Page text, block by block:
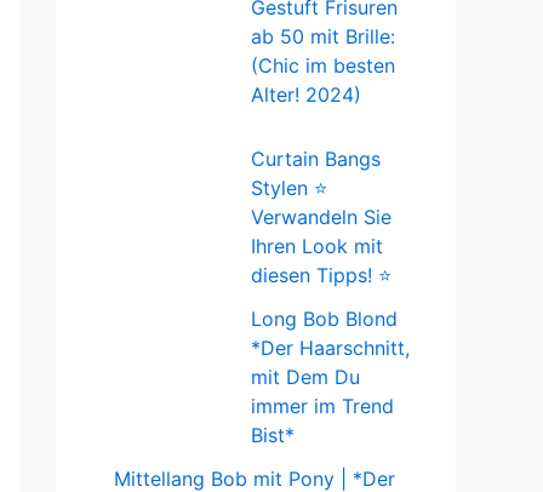
Gestuft Frisuren
ab 50 mit Brille:
(Chic im besten
Alter! 2024)
Curtain Bangs
Stylen ⭐
Verwandeln Sie
Ihren Look mit
diesen Tipps! ⭐
Long Bob Blond
*Der Haarschnitt,
mit Dem Du
immer im Trend
Bist*
Mittellang Bob mit Pony | *Der